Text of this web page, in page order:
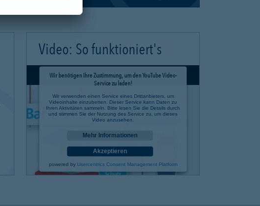
Video: So funktioniert's
Wir benötigen Ihre Zustimmung, um den YouTube Video-
Service zu laden!
Wir verwenden einen Service eines Drittanbieters, um
Videoinhalte einzubetten. Dieser Service kann Daten zu
Ihren Aktivitäten sammeln. Bitte lesen Sie die Details durch
und stimmen Sie der Nutzung des Service zu, um dieses
Video anzusehen.
Mehr Informationen
Akzeptieren
powered by Usercentrics Consent Management Platform